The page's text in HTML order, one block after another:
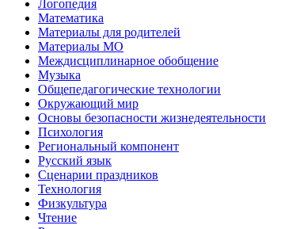
Логопедия
Математика
Материалы для родителей
Материалы МО
Междисциплинарное обобщение
Музыка
Общепедагогические технологии
Окружающий мир
Основы безопасности жизнедеятельности
Психология
Региональный компонент
Русский язык
Сценарии праздников
Технология
Физкультура
Чтение